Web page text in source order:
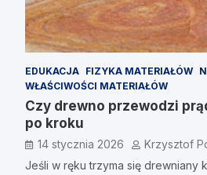
EDUKACJA FIZYKA MATERIAŁÓW
WŁAŚCIWOŚCI MATERIAŁÓW
Czy drewno przewodzi
po kroku
14 stycznia 2026
Krzysztof
Jeśli w ręku trzyma się drewniany